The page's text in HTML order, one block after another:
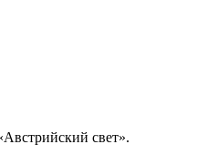
свет».